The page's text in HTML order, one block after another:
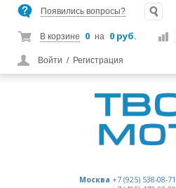
Появились вопросы?
В корзине 0 на 0 руб.
Войти / Регистрация
Москва +7 (925) 538-08-71